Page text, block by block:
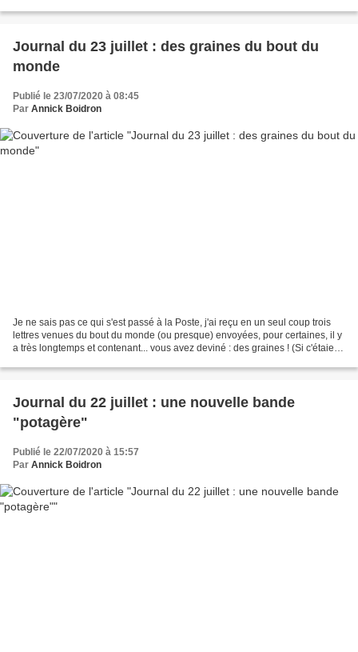
Journal du 23 juillet : des graines du bout du
monde
Publié le 23/07/2020 à 08:45
Par Annick Boidron
Je ne sais pas ce qui s'est passé à la Poste, j'ai reçu en un seul coup trois
lettres venues du bout du monde (ou presque) envoyées, pour certaines, il y
a très longtemps et contenant... vous avez deviné : des graines ! (Si c'étaient
Journal du 22 juillet : une nouvelle bande
"potagère"
Publié le 22/07/2020 à 15:57
Par Annick Boidron